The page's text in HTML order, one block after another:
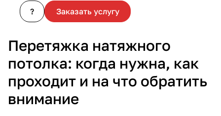
? Заказать услугу
Перетяжка натяжного
потолка: когда нужна, как
проходит и на что обратить
внимание